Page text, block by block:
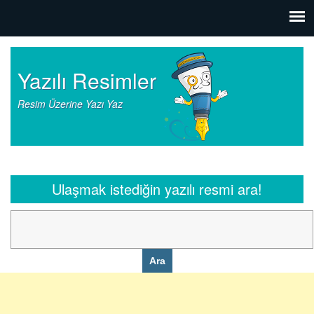
Yazılı Resimler
Resim Üzerine Yazı Yaz
Ulaşmak istediğin yazılı resmi ara!